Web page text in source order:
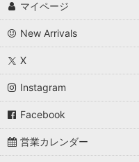
マイページ
New Arrivals
X
Instagram
Facebook
営業カレンダー